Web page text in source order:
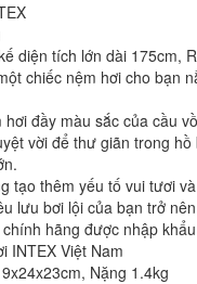
diện tích lớn dài 175cm,
chiếc nệm hơi cho bạn
hơi đầy màu sắc của cầu
vời để thư giãn trong
tạo thêm yếu tố vui tươi
lưu bơi lội của bạn trở
hãng được nhập
INTEX Việt Nam
Nặng 1.4kg